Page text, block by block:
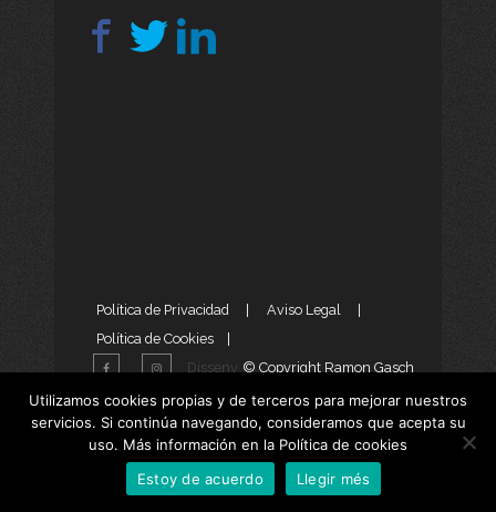
Política de Privacidad Aviso Legal
Política de Cookies
© Copyright Ramon Gasch
Disseny
Webi Màrketing Digitalper
aTotArreu.com
Utilizamos cookies propias y de terceros para mejorar nuestros
servicios. Si continúa navegando, consideramos que acepta su
uso. Más información en la Política de cookies
Estoy de acuerdo
Llegir més